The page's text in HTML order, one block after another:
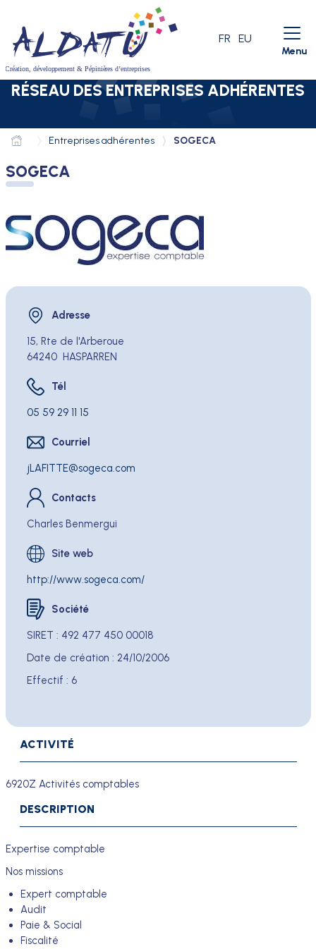
Aller à la recherche
LANGUE ACTIVE
FR EU
Menu
RÉSEAU DES ENTREPRISES ADHÉRENTES
Entreprises adhérentes SOGECA
SOGECA
Adresse
Adresse
15, Rte de l'Arberoue
64240 HASPARREN
Tél
Tél
05 59 29 11 15
Courriel
Courriel
jLAFITTE sogeca.com
Contacts
Charles Benmergui
Site web
http://www.sogeca.com/
Société
SIRET : 492 477 450 00018
Date de création : 24/10/2006
Effectif : 6
ACTIVITÉ
6920Z Activités comptables
DESCRIPTION
Expertise comptable
Nos missions
Expert comptable
Audit
Paie & Social
Fiscalité